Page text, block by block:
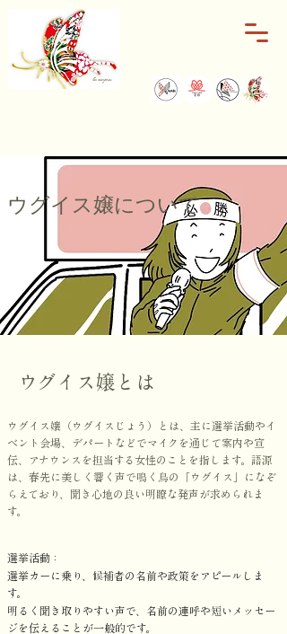
ウグイス嬢について
ウグイス嬢とは
ウグイス嬢（ウグイスじょう）とは、主に選挙活動やイ
ベント会場、デパートなどでマイクを通じて案内や宣
伝、アナウンスを担当する女性のことを指します。 語源
は、春先に美しく響く声で鳴く鳥の「ウグイス」になぞ
らえており、聞き心地の良い明瞭な発声が求められま
す。
選挙活動：
選挙カーに乗り、候補者の名前や政策をアピールしま
す。
明るく聞き取りやすい声で、名前の連呼や短いメッセー
ジを伝えることが一般的です。